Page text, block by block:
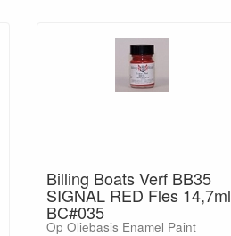
Billing Boats Verf BB35
SIGNAL RED Fles 14,7ml
BC#035
Op Oliebasis Enamel Paint